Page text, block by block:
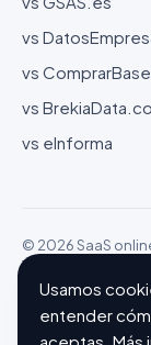
vs
vs
vs
vs eInforma
© 2026 SaaS
15551 Tallinn
Usamos
entender